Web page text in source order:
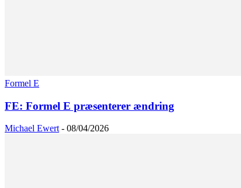
Formel E
FE: Formel E præsenterer ændring
Michael Ewert - 08/04/2026